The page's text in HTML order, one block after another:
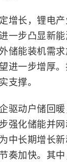
增长，锂电
一步凸显新
储能装机需
进一步增厚
支撑。
驱动户储回
强化储能并
中长期增长
奏加快。其